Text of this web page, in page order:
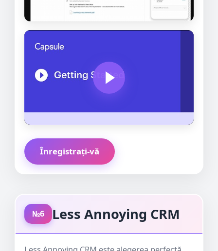
Înregistrați-vă
№6 Less Annoying CRM